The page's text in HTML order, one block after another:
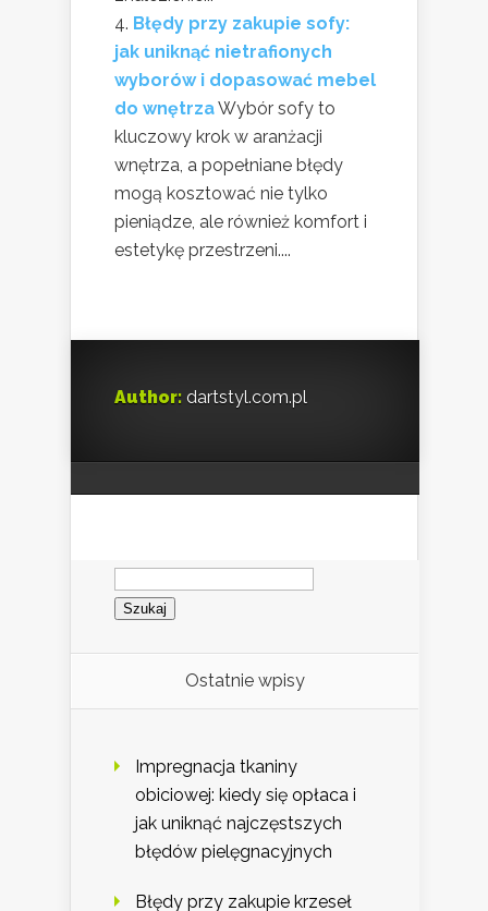
Błędy przy zakupie sofy:
jak uniknąć nietrafionych
wyborów i dopasować mebel
do wnętrzaWybór sofy to
kluczowy krok w aranżacji
wnętrza, a popełniane błędy
mogą kosztować nie tylko
pieniądze, ale również komfort i
estetykę przestrzeni....
Author: dartstyl.com.pl
Szukaj:
Ostatnie wpisy
Impregnacja tkaniny
obiciowej: kiedy się opłaca i
jak uniknąć najczęstszych
błędów pielęgnacyjnych
Błędy przy zakupie krzeseł